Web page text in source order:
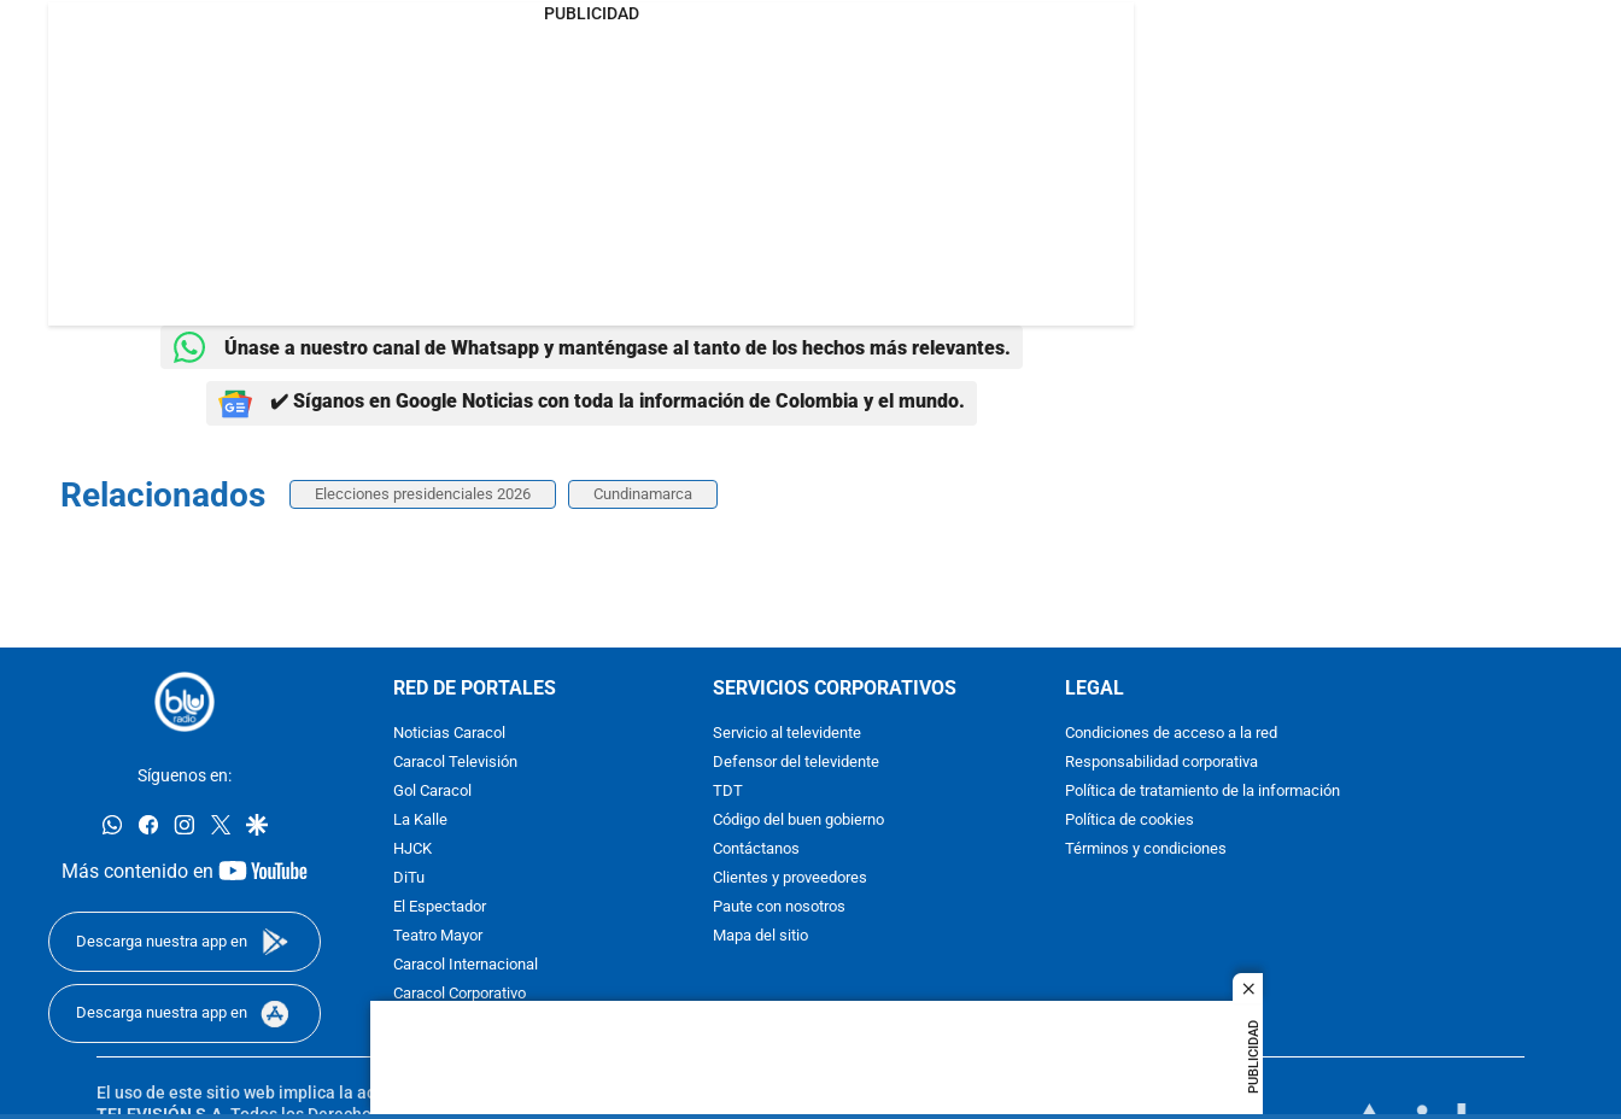
close
PUBLICIDAD
PUBLICIDAD
Únase a nuestro canal de Whatsapp y manténgase al tanto de los hechos más relevantes.
✔️ Síganos en Google Noticias con toda la información de Colombia y el mundo.
Relacionados Elecciones presidenciales 2026 Cundinamarca
Síguenos en:
whatsappfacebookinstagram
twittergoogle
Más contenido en
youtube-
Descarga nuestra app en
Descarga nuestra app en
RED DE PORTALES
Noticias Caracol
Caracol Televisión
Gol Caracol
La Kalle
HJCK
DiTu
El Espectador
Teatro Mayor
Caracol Internacional
Caracol Corporativo
SERVICIOS CORPORATIVOS
Servicio al televidente
Defensor del televidente
TDT
Código del buen gobierno
Contáctanos
Clientes y proveedores
Paute con nosotros
Mapa del sitio
LEGAL
Condiciones de acceso a la red
Responsabilidad corporativa
Política de tratamiento de la información
Política de cookies
Términos y condiciones
El uso de este sitio web implica la aceptación de los
TELEVISIÓN S.A.Todos los Derechos Reservados D.R.A. Prohibida su reproducción total o parcial, así como su traducción a cualquier idioma